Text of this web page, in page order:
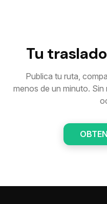
Tu
Publica tu ruta,
menos de un minuto.